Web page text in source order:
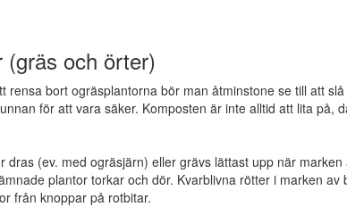
och örter)
rensa bort ogräsplantorna bör man åtminstone se till att
för att vara säker. Komposten är inte alltid att lita på,
(ev. med ogräsjärn) eller grävs lättast upp när
plantor torkar och dör. Kvarblivna rötter i marken
från knoppar på rotbitar.